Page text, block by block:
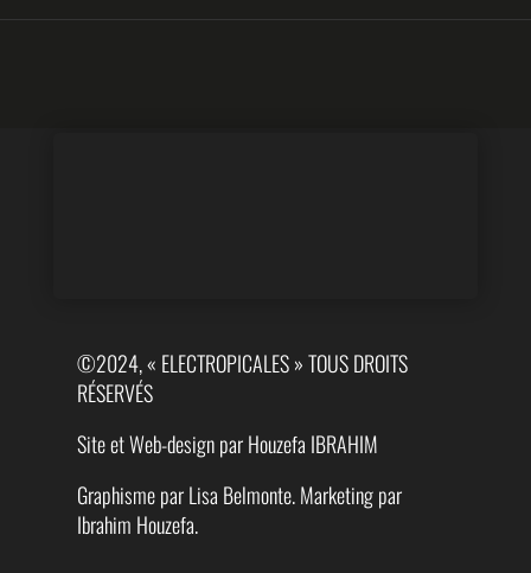
©2024, « ELECTROPICALES » TOUS DROITS
RÉSERVÉS
Site et Web-design par Houzefa IBRAHIM
Graphisme par Lisa Belmonte. Marketing par
Ibrahim Houzefa.